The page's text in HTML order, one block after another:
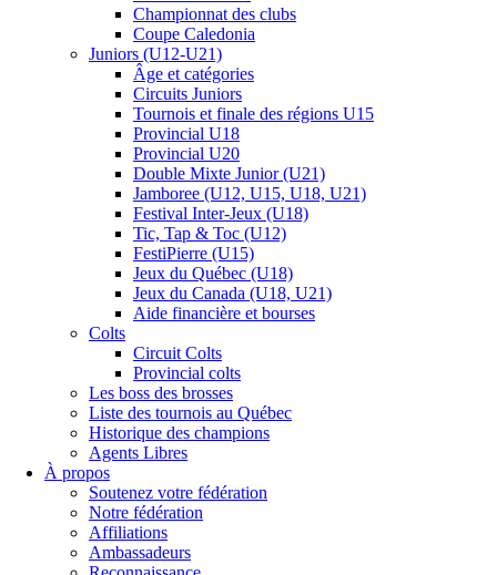
Championnat des clubs
Coupe Caledonia
Juniors (U12-U21)
Âge et catégories
Circuits Juniors
Tournois et finale des régions U15
Provincial U18
Provincial U20
Double Mixte Junior (U21)
Jamboree (U12, U15, U18, U21)
Festival Inter-Jeux (U18)
Tic, Tap & Toc (U12)
FestiPierre (U15)
Jeux du Québec (U18)
Jeux du Canada (U18, U21)
Aide financière et bourses
Colts
Circuit Colts
Provincial colts
Les boss des brosses
Liste des tournois au Québec
Historique des champions
Agents Libres
À propos
Soutenez votre fédération
Notre fédération
Affiliations
Ambassadeurs